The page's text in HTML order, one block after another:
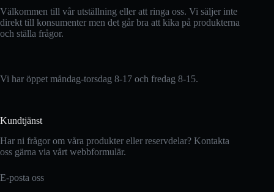
Välkommen till vår utställning eller att ringa oss. Vi säljer inte
direkt till konsumenter men det går bra att kika på produkterna
och ställa frågor.
Vi har öppet måndag-torsdag 8-17 och fredag 8-15.
Kundtjänst
Har ni frågor om våra produkter eller reservdelar? Kontakta
oss gärna via vårt webbformulär.
E-posta oss